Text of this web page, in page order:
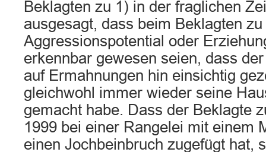
Beklagten zu 1) in der fraglichen
ausgesagt, dass beim Beklagten
Aggressionspotential oder
erkennbar gewesen seien, dass
auf Ermahnungen hin einsichtig
gleichwohl immer wieder seine
gemacht habe. Dass der Beklagte
1999 bei einer Rangelei mit einem
einen Jochbeinbruch zugefügt hat,